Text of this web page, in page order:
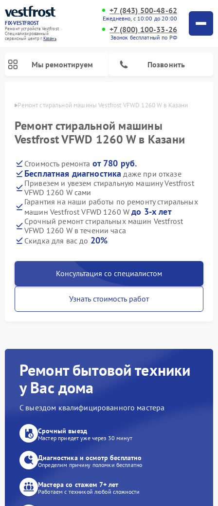
FIX-VESTFROST
Ремонт устройств Vestfrost
Специализированный
cервисный центр г.Казань
+7 (843) 500-48-62
Ежедневно, с 10:00 до 20:00
+7 (800) 100-33-26
Звонок бесплатный по РФ
Мы ремонтируем Позвонить
Ремонт стиральной машины Vestfrost VFWD 1260 W в Казани
Ремонт стиральной машины
Vestfrost VFWD 1260 W в Казани
Стоимость ремонта от 780 руб.
Бесплатная диагностика даже при отказе
Привезем и увезем стиральную машину Vestfrost
VFWD 1260 W сами
Гарантия на наши работы по ремонту стиральных
машин Vestfrost VFWD 1260 Wдо 3-х лет
Срочный ремонт стиральных машин Vestfrost
VFWD 1260 W в течении часа
Скидка для вас до 20%
Консультация со специалистом
Узнать стоимость работ
Ремонт бытовой техники
у Вас дома
С выездом квалифицированного мастера
Срочный выезд
Мастер приедет уже через 30 минут
Диагностика и осмотр бесплатно
Определим причину поломки бесплатно
Мастера со стажем 7+ лет
Работаем с техникой любой сложности